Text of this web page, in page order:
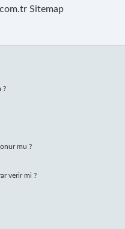
Sitemap
?
mu ?
verir mi ?